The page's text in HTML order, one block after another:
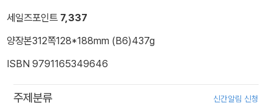
세일즈포인트 7,337
양장본312쪽128*188mm (B6)437g
ISBN 9791165349646
주제분류 신간알림 신청